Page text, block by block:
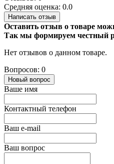
Средняя оценка: 0.0
Написать отзыв
Оставить отзыв о товаре
Так мы формируем честный
Нет отзывов о данном товаре.
Вопросов: 0
Новый вопрос
Ваше имя
Контактный телефон
Ваш e-mail
Ваш вопрос